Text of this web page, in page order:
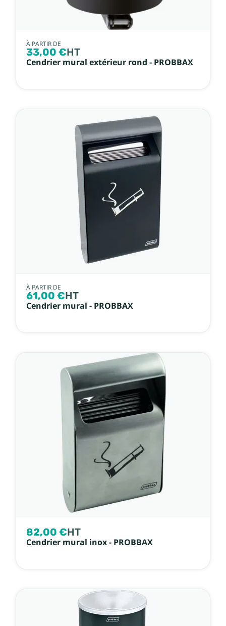
À PARTIR DE
33,00 €HT
Cendrier mural extérieur rond - PROBBAX
À PARTIR DE
61,00 €HT
Cendrier mural - PROBBAX
82,00 €HT
Cendrier mural inox - PROBBAX